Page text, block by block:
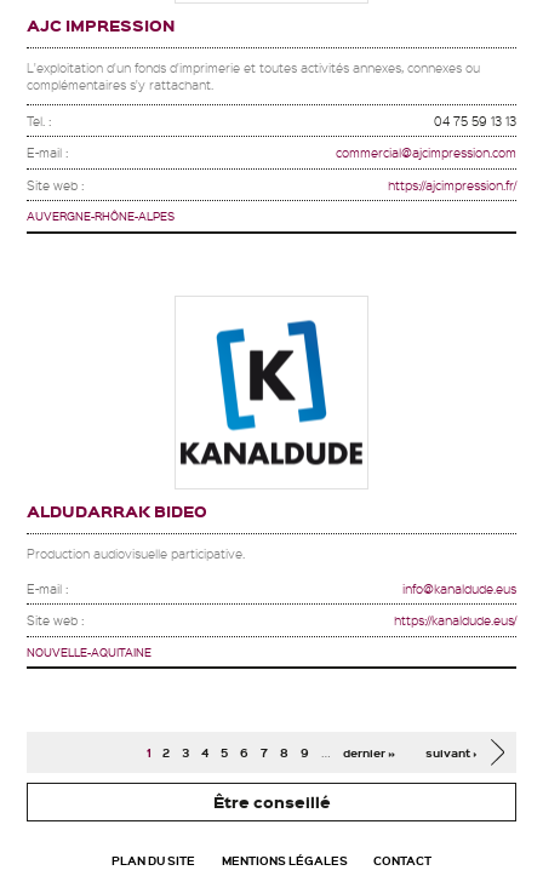
AJC IMPRESSION
L'exploitation d'un fonds d'imprimerie et toutes activités annexes, connexes ou
complémentaires s'y rattachant.
Tel. : 04 75 59 13 13
E-mail : commercial@ajcimpression.com
Site web : https://ajcimpression.fr/
AUVERGNE-RHÔNE-ALPES
ALDUDARRAK BIDEO
Production audiovisuelle participative.
E-mail : info@kanaldude.eus
Site web : https://kanaldude.eus/
NOUVELLE-AQUITAINE
1 2 3 4 5 6 7 8 9 … suivant ›
dernier »
Être conseillé
PLAN DU SITE MENTIONS LÉGALES CONTACT